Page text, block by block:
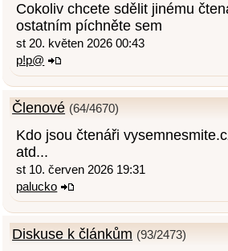
Cokoliv chcete sdělit jinému
ostatním píchněte sem
st 20. květen 2026 00:43
p!p@
Členové (64/4670)
Kdo jsou čtenáři
atd...
st 10. červen 2026 19:31
palucko
Diskuse k článkům (93/2473)